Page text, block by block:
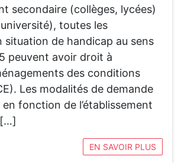
secondaire (collèges, lycées)
toutes les
situation de handicap au sens
peuvent avoir droit à
des conditions
Les modalités de demande
en fonction de l’établissement
EN SAVOIR PLUS